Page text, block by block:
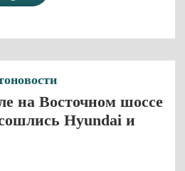
на Восточном шоссе
Hyundai и